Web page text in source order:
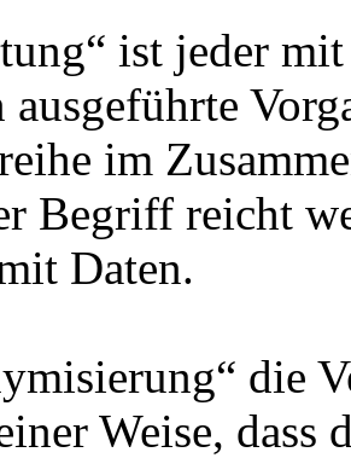
ist jeder
ausgeführte
im
Begriff reicht
Daten.
die
Weise, dass